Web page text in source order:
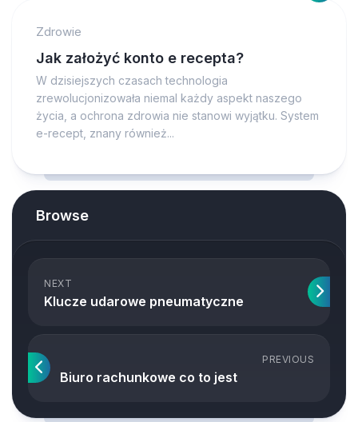
Zdrowie
Jak założyć konto e recepta?
W dzisiejszych czasach technologia
zrewolucjonizowała niemal każdy aspekt naszego
życia, a ochrona zdrowia nie stanowi wyjątku. System
e-recept, znany również...
Browse
NEXT
Klucze udarowe pneumatyczne
PREVIOUS
Biuro rachunkowe co to jest